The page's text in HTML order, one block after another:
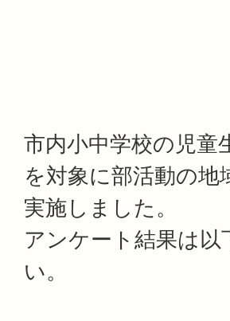
市内小中学校の児童
を対象に部活動の
実施しました。
アンケート結果は
い。